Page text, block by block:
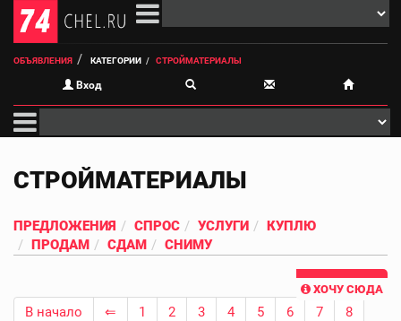
ОБЪЯВЛЕНИЯ КАТЕГОРИИ СТРОЙМАТЕРИАЛЫ
Вход
СТРОЙМАТЕРИАЛЫ
ПРЕДЛОЖЕНИЯ СПРОС УСЛУГИ
КУПЛЮ
ПРОДАМ
СДАМ СНИМУ
ХОЧУ СЮДА
В начало ⇐ 1 2 3 4 5 6 7
8